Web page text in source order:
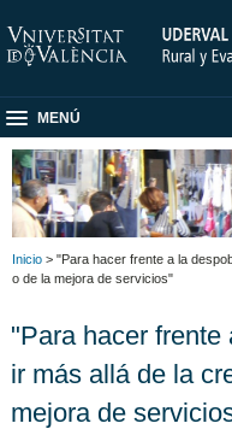
MENÚ
Inicio > "Para hacer frente a la
o de la mejora de servicios"
"Para hacer frente
ir más allá de la
mejora de